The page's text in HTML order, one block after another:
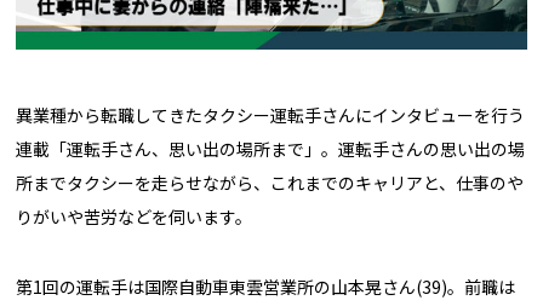
異業種から転職してきたタクシー運転手さんにインタビューを行う
連載「運転手さん、思い出の場所まで」。運転手さんの思い出の場
所までタクシーを走らせながら、これまでのキャリアと、仕事のや
りがいや苦労などを伺います。
第1回の運転手は国際自動車東雲営業所の山本晃さん(39)。前職は